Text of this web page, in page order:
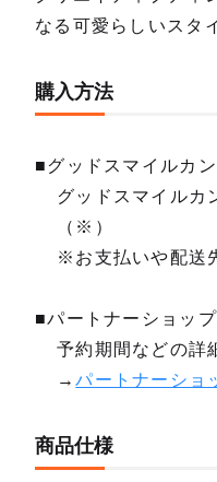
なる可愛らしいスタ
購入方法
■グッドスマイルカ
グッドスマイルカ
（※）
※お支払いや配送
■パートナーショッ
予約期間などの詳
→パートナーショ
商品仕様